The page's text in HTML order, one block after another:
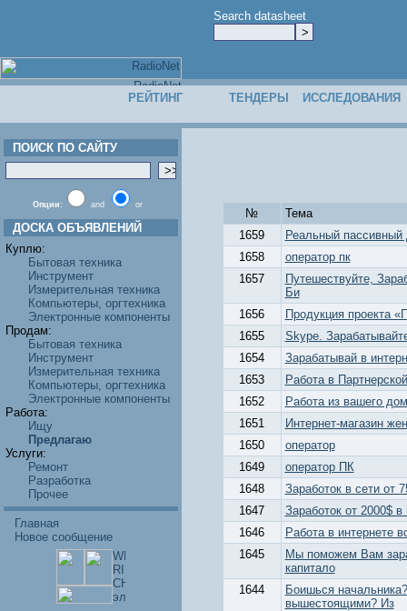
Search datasheet
РЕЙТИНГ ТЕНДЕРЫ ИССЛЕДОВАНИЯ
ПОИСК ПО САЙТУ
Опции: and or
ДОСКА ОБЪЯВЛЕНИЙ
Куплю:
Бытовая техника
Инструмент
Измерительная техника
Компьютеры, оргтехника
Электронные компоненты
Продам:
Бытовая техника
Инструмент
Измерительная техника
Компьютеры, оргтехника
Электронные компоненты
Работа:
Ищу
Предлагаю
Услуги:
Ремонт
Разработка
Прочее
Главная
Новое сообщение
№
Тема
1659
Реальный пассивный
1658
оператор пк
1657
Путешествуйте,
Би
1656
Продукция проекта
1655
Skype.
1654
Зарабатывай в
1653
Работа в
1652
Работа из вашего
1651
Интернет-магазин
1650
оператор
1649
оператор ПК
1648
Заработок в сети от
1647
Заработок от 2000$ в
1646
Работа в интернете
1645
Мы поможем Вам
капитало
1644
Боишься
вышестоящими? Из